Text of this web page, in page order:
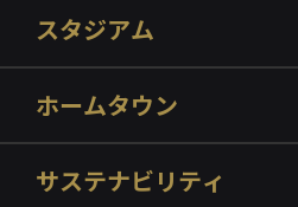
スタジアム
ホームタウン
サステナビリティ